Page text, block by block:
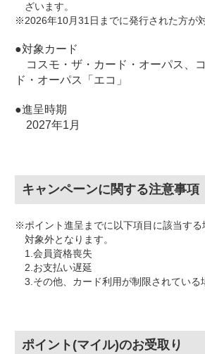
ざいます。
※2026年10月31日までに発行された方が
●対象カード
コスモ・ザ・カード・オーパス、
ド・オーパス「エコ」
●進呈時期
2027年1月
キャンペーンに関する注意事項
※ポイント進呈までに以下項目に該当す
対象外となります。
1.会員資格喪失
2.お支払い遅延
3.その他、カード利用が制限されている
ポイント(マイル)のお受取り